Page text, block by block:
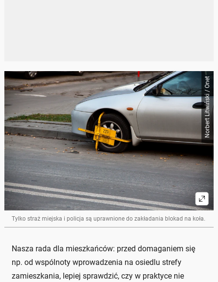
Norbert Litwiński / Onet
Tylko straż miejska i policja są uprawnione do zakładania blokad na koła.
Nasza rada dla mieszkańców: przed domaganiem się
np. od wspólnoty wprowadzenia na osiedlu strefy
zamieszkania, lepiej sprawdzić, czy w praktyce nie